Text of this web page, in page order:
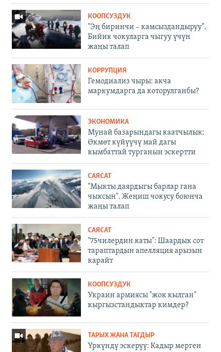
КООПСУЗДУК
"Эң биринчи – камсыздандыруу".
Бийик чокуларга чыгуу үчүн
жаңы талап
КОРРУПЦИЯ
Гемодиализ чыры: акча
маркумдарга да которулганбы?
ЭКОНОМИКА
Мунай базарындагы каатчылык:
Өкмөт күйүүчү май дагы
кымбаттай турганын эскертти
САЯСАТ
"Мыкты даярдыгы барлар гана
чыксын". Жеңиш чокусу боюнча
жаңы талап
САЯСАТ
"75чилердин каты": Шаардык сот
тараптардын апелляция арызын
карайт
КООПСУЗДУК
Украин армиясы "жок кылган"
кыргызстандыктар кимдер?
ТАРЫХ ЖАНА ТАГДЫР
Үркүндү эскерүү: Кадыр мерген